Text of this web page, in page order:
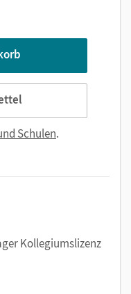
Schulen.
Kollegiumslizenz